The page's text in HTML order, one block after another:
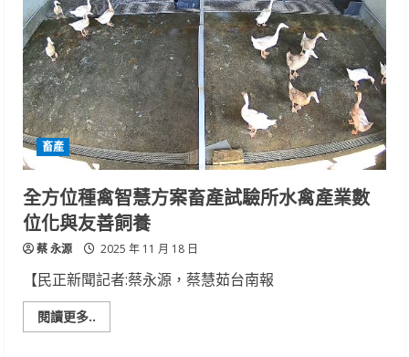
品
質
穩
定
且
乳
羊
適
口
性
佳
可
取
代
進
口
燕
麥
畜產
全方位種禽智慧方案畜產試驗所水禽產業數
位化與友善飼養
蔡 永源 2025 年 11 月 18 日
【民正新聞記者:蔡永源，蔡慧茹台南報
閱讀更多..
more